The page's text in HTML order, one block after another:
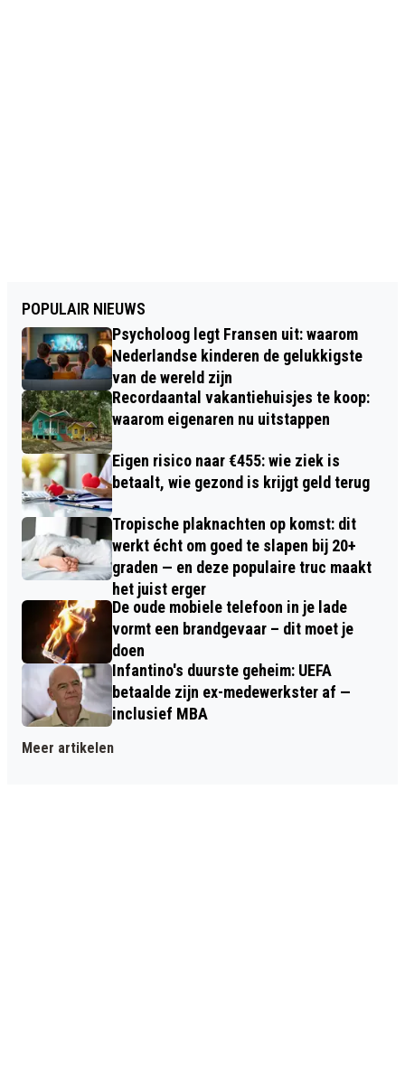
POPULAIR NIEUWS
Psycholoog legt Fransen uit: waarom
Nederlandse kinderen de gelukkigste
van de wereld zijn
Recordaantal vakantiehuisjes te koop:
waarom eigenaren nu uitstappen
Eigen risico naar €455: wie ziek is
betaalt, wie gezond is krijgt geld terug
Tropische plaknachten op komst: dit
werkt écht om goed te slapen bij 20+
graden — en deze populaire truc maakt
het juist erger
De oude mobiele telefoon in je lade
vormt een brandgevaar – dit moet je
doen
Infantino's duurste geheim: UEFA
betaalde zijn ex-medewerkster af —
inclusief MBA
Meer artikelen